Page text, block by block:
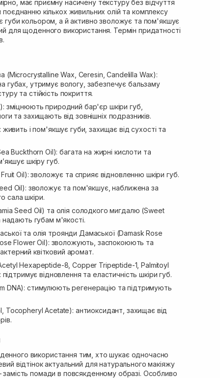
має приємну насичену текстуру без відчуття
поєднанню кількох живильних олій та комплексу
губи кольором, а й активно зволожує та пом'якшує
для щоденного використання. Термін придатності
(Microcrystalline Wax, Ceresin, Candelilla Wax):
губах, утримує вологу, забезпечує бальзаму
та стійкість покриття.
зміцнюють природний бар'єр шкіри губ,
та захищають від зовнішніх подразників.
і пом'якшує губи, захищає від сухості та
Buckthorn Oil): багата на жирні кислоти та
шкіру губ.
Oil): зволожує та сприяє відновленню шкіри губ.
Oil): зволожує та пом'якшує, наближена за
сала шкіри.
Seed Oil) та олія солодкого мигдалю (Sweet
губам м'якості.
та олія троянди Дамаської (Damask Rose
Flower Oil): зволожують, заспокоюють та
квітковий аромат.
Hexapeptide-8, Copper Tripeptide-1, Palmitoyl
відновлення та еластичність шкіри губ.
DNA): стимулюють регенерацію та підтримують
Tocopheryl Acetate): антиоксидант, захищає від
використання тим, хто шукає одночасно
відтінок актуальний для натурального макіяжу
замість помади в повсякденному образі. Особливо